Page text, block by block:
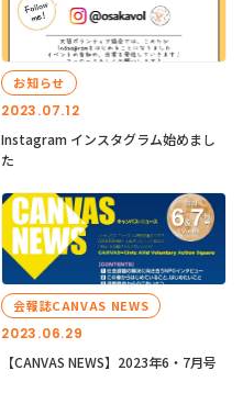
2023.07.12
お知らせ
Instagram インスタグラム始めまし
た
2023.06.29
会報誌CANVAS NEWS
【CANVAS NEWS】2023年6・7月号